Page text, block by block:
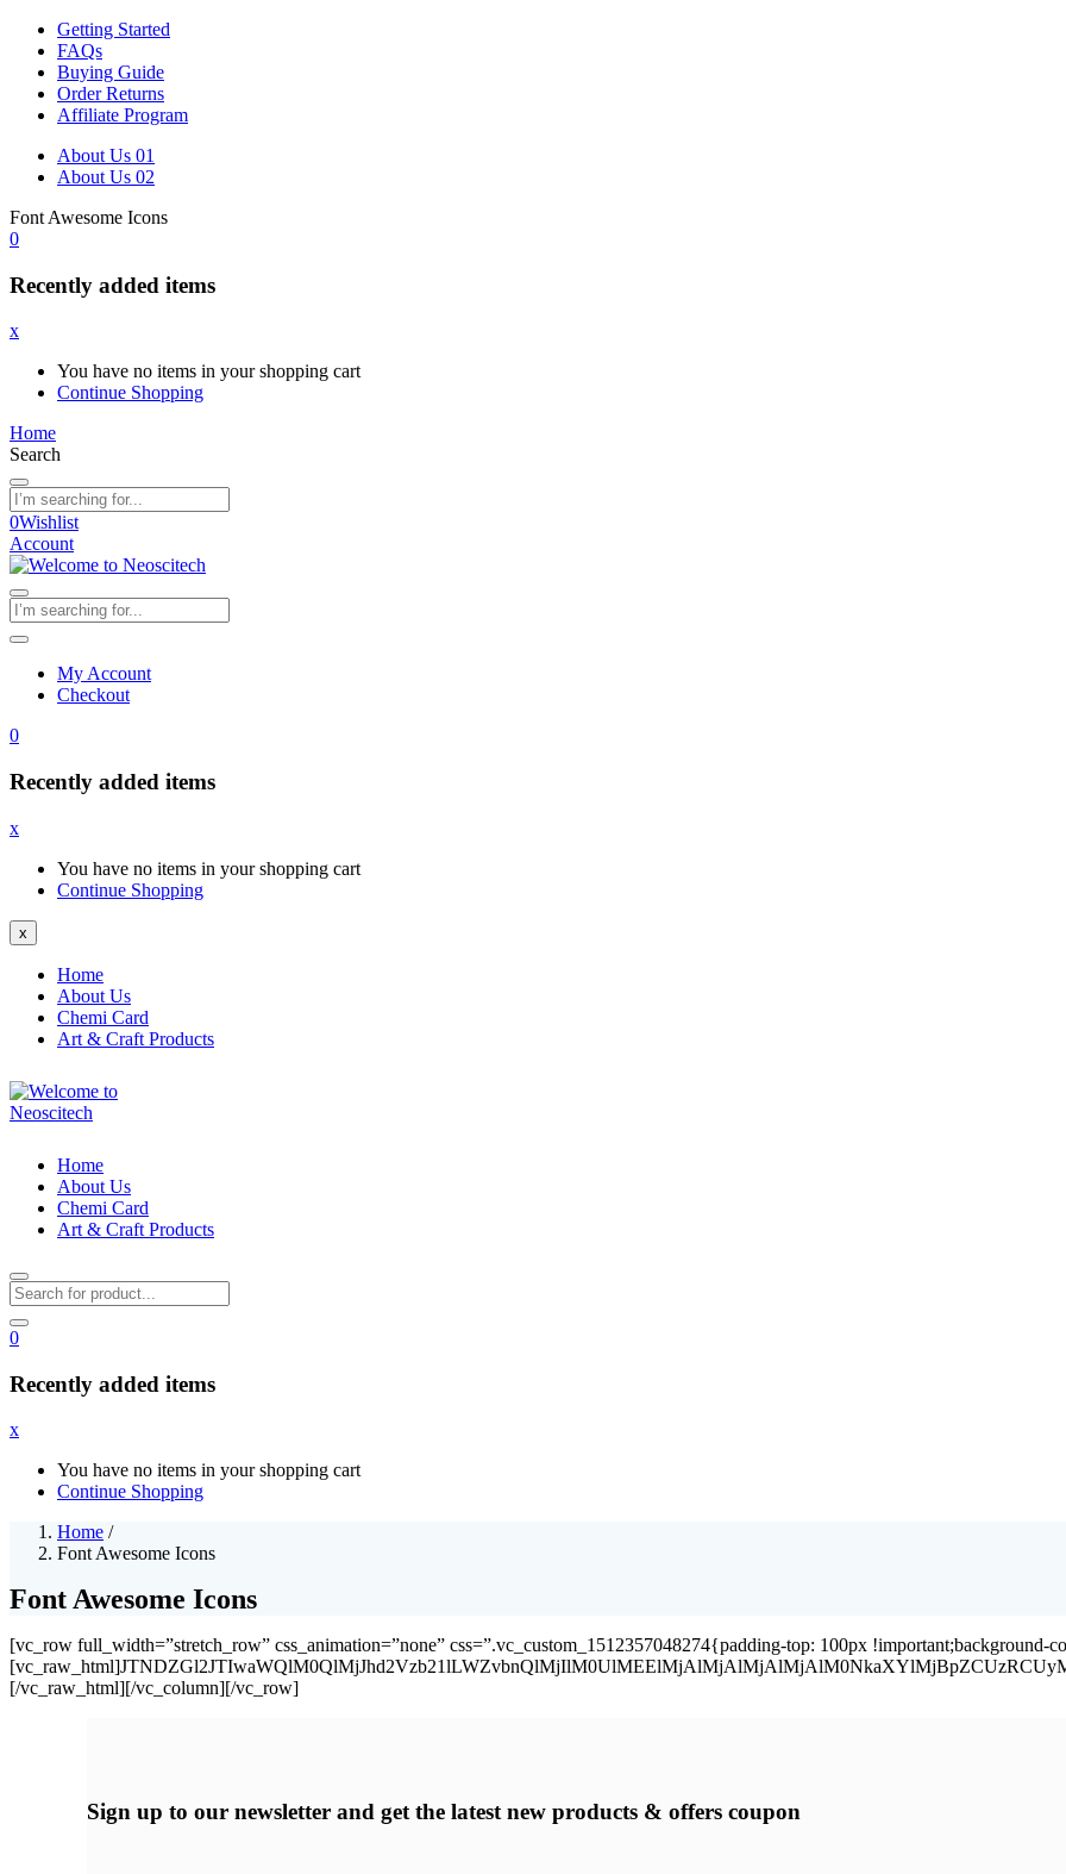
Getting Started
FAQs
Buying Guide
Order Returns
Affiliate Program
About Us 01
About Us 02
Font Awesome Icons
0
Recently added items
x
You have no items in your shopping cart
Continue Shopping
Home
Search
0Wishlist
Account
My Account
Checkout
0
Recently added items
x
You have no items in your shopping cart
Continue Shopping
x
Home
About Us
Chemi Card
Art & Craft Products
Home
About Us
Chemi Card
Art & Craft Products
0
Recently added items
x
You have no items in your shopping cart
Continue Shopping
Home /
Font Awesome Icons
Font Awesome Icons
[vc_row full_width=”stretch_row” css_animation=”none” css=”.vc_custom_1512357048274{padding-top: 100px !important;background-color: #fcfcfc
Sign up to our newsletter and get the latest new products & offers coupon